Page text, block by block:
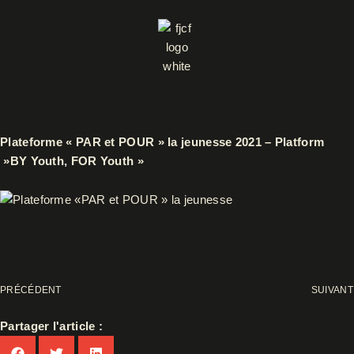
Plateforme « PAR et POUR » la jeunesse 2021 – Platform
»BY Youth, FOR Youth »
PRÉCÉDENT SUIVANT
Partager l'article :